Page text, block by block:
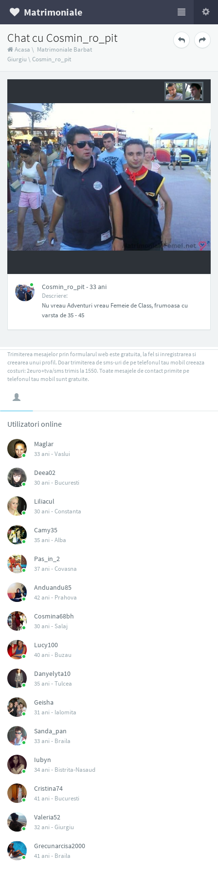
Matrimoniale
Chat cu Cosmin_ro_pit
Acasa \ Matrimoniale Barbat
Giurgiu \ Cosmin_ro_pit
Cosmin_ro_pit - 33 ani
Descriere:
Nu vreau Adventuri vreau Femeie de Class, frumoasa cu
varsta de 35 - 45
Trimiterea mesajelor prin formularul web este gratuita, la fel si inregistrarea si
creearea unui profil. Doar trimiterea de sms-uri de pe telefonul tau mobil creeaza
costuri: 2euro+tva/sms trimis la 1550. Toate mesajele de contact primite pe
telefonul tau mobil sunt gratuite.
Utilizatori online
Maglar
33 ani -Vaslui
Deea02
30 ani - Bucuresti
Liliacul
30 ani -Constanta
Camy35
35 ani -Alba
Pas_in_2
37 ani -Covasna
Anduandu85
42 ani - Prahova
Cosmina68bh
30 ani - Salaj
Lucy100
40 ani - Buzau
Danyelyta10
35 ani -Tulcea
Geisha
31 ani - Ialomita
Sanda_pan
33 ani - Braila
Iubyn
34 ani - Bistrita-Nasaud
Cristina74
41 ani - Bucuresti
Valeria52
32 ani -Giurgiu
Grecunarcisa2000
41 ani - Braila